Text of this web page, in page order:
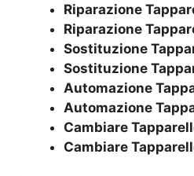
Riparazione
Riparazione
Sostituzione
Sostituzione
Automazione
Automazione
Cambiare
Cambiare